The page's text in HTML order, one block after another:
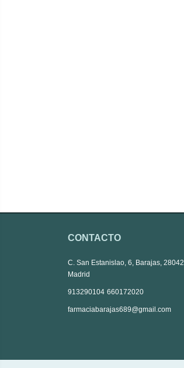
CONTACTO
C. San Estanislao, 6, Barajas, 28042
Madrid
913290104 660172020
farmaciabarajas689@gmail.com